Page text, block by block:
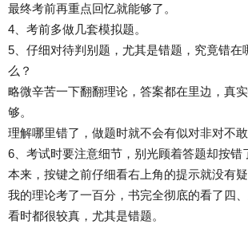
最终考前再重点回忆就能够了。
4、考前多做几套模拟题。
5、仔细对待判别题，尤其是错题，究竟错在
么？
略微辛苦一下翻翻理论，答案都在里边，真
够。
理解哪里错了，做题时就不会有似对非对不敢
6、考试时要注意细节，别光顾着答题却按错
本来，按键之前仔细看右上角的提示就没有疑
我的理论考了一百分，书完全彻底的看了四
看时都很较真，尤其是错题。